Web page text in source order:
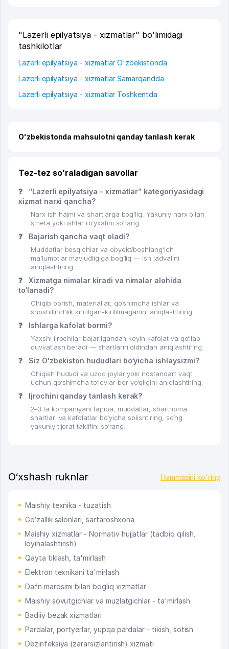
"Lazerli epilyatsiya - xizmatlar" bo'limidagi
tashkilotlar
Lazerli epilyatsiya - xizmatlar O'zbekistonda
Lazerli epilyatsiya - xizmatlar Samarqandda
Lazerli epilyatsiya - xizmatlar Toshkentda
Oʻzbekistonda mahsulotni qanday tanlash kerak
Tez-tez so'raladigan savollar
❓
“Lazerli epilyatsiya - xizmatlar” kategoriyasidagi
xizmat narxi qancha?
Narx ish hajmi va shartlarga bog‘liq. Yakuniy narx bilan
smeta yoki ishlar ro‘yxatini so‘rang.
❓ Bajarish qancha vaqt oladi?
Muddatlar bosqichlar va obyekt/boshlang‘ich
ma’lumotlar mavjudligiga bog‘liq — ish jadvalini
aniqlashtiring.
❓
Xizmatga nimalar kiradi va nimalar alohida
to‘lanadi?
Chiqib borish, materiallar, qo‘shimcha ishlar va
shoshilinchlik kiritilgan-kiritilmaganini aniqlashtiring.
❓ Ishlarga kafolat bormi?
Yaxshi ijrochilar bajarilgandan keyin kafolat va qo‘llab-
quvvatlash beradi — shartlarni oldindan aniqlashtiring.
❓ Siz O'zbekiston hududlari bo‘yicha ishlaysizmi?
Chiqish hududi va uzoq joylar yoki nostandart vaqt
uchun qo‘shimcha to‘lovlar bor-yo‘qligini aniqlashtiring.
❓ Ijrochini qanday tanlash kerak?
2–3 ta kompaniyani tajriba, muddatlar, shartnoma
shartlari va kafolatlar bo‘yicha solishtiring, so‘ng
yakuniy tijorat taklifini so‘rang.
O‘xshash ruknlar Hammasini ko'ring
Maishiy texnika - tuzatish
Go‘zallik salonlari, sartaroshxona
Maishiy xizmatlar - Normativ hujjatlar (tadbiq qilish,
loyihalashtirish)
Qayta tiklash, ta'mirlash
Elektron texnikani ta'mirlash
Dafn marosimi bilan bogliq xizmatlar
Maishiy sovutgichlar va muzlatgichlar - ta'mirlash
Badiiy bezak xizmatlari
Pardalar, portyerlar, yupqa pardalar - tikish, sotish
Dezinfeksiya (zararsizlantirish) xizmati